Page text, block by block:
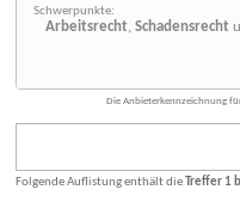
Schwerpunkte:
Arbeitsrecht,Schadensrecht
Die Anbieterkennzeichnung
Folgende Auflistung enthält die Treffer 1